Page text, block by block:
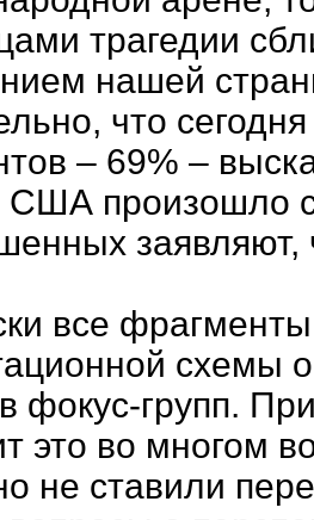
трагедии
нашей
что
– 69% –
США произошло
заявляют,
все
схемы
фокус-групп.
это во многом
не ставили